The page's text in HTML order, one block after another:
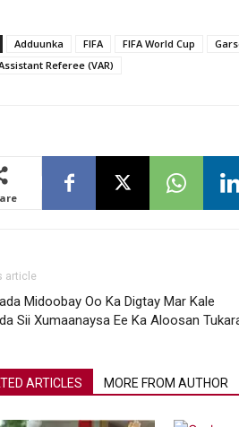
Adduunka FIFA FIFA World Cup
Referee (VAR)
article
Midoobay Oo Ka Digtay Mar Kale
Sii Xumaanaysa Ee Ka Aloosan
ARTICLES MORE FROM AUTHOR